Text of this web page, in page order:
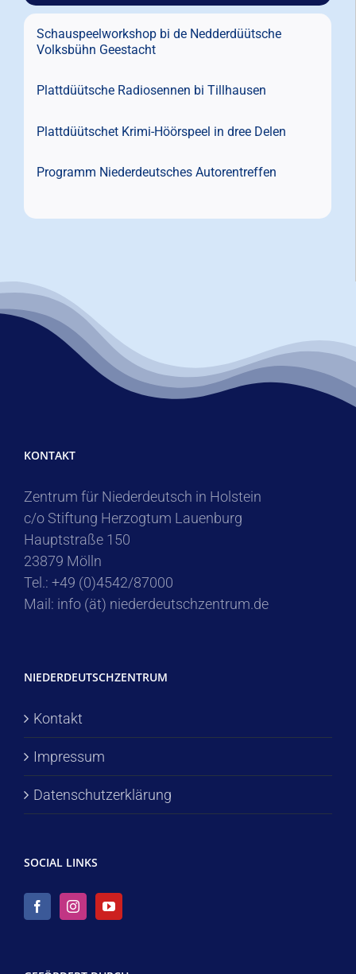
Schauspeelworkshop bi de Nedderdüütsche
Volksbühn Geestacht
Plattdüütsche Radiosennen bi Tillhausen
Plattdüütschet Krimi-Höörspeel in dree Delen
Programm Niederdeutsches Autorentreffen
KONTAKT
Zentrum für Niederdeutsch in Holstein
c/o Stiftung Herzogtum Lauenburg
Hauptstraße 150
23879 Mölln
Tel.: +49 (0)4542/87000
Mail: info (ät) niederdeutschzentrum.de
NIEDERDEUTSCHZENTRUM
Kontakt
Impressum
Datenschutzerklärung
SOCIAL LINKS